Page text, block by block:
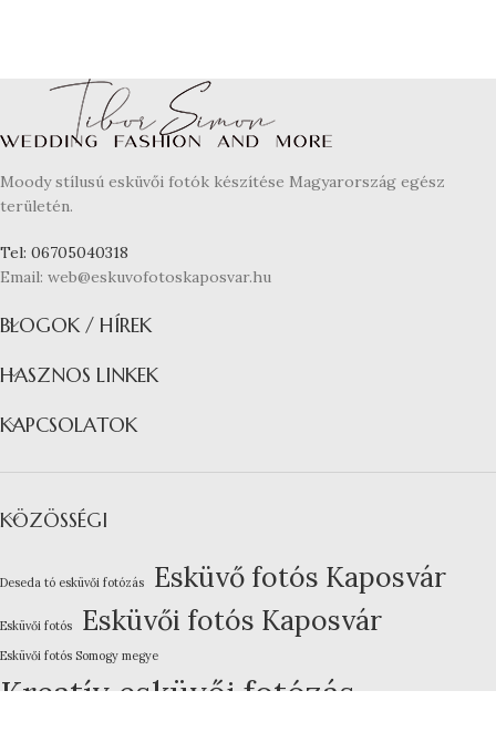
Moody stílusú esküvői fotók készítése Magyarország egész
területén.
Tel: 06705040318
Email: web@eskuvofotoskaposvar.hu
BLOGOK / HÍREK
HASZNOS LINKEK
KAPCSOLATOK
KÖZÖSSÉGI
Deseda tó esküvői fotózás Esküvő fotós Kaposvár
Esküvői fotós Esküvői fotós Kaposvár
Esküvői fotós Somogy megye
Kreatív esküvői fotózás